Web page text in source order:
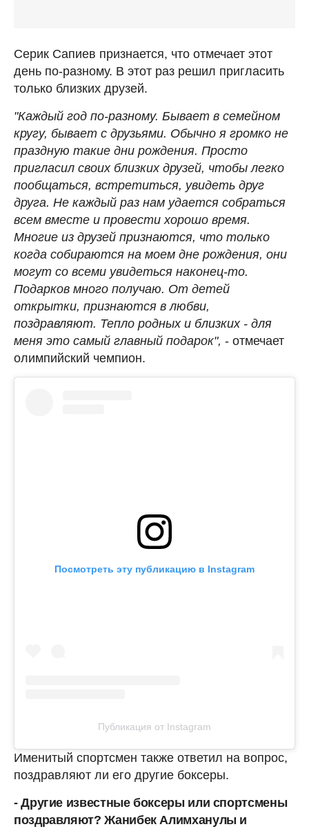
Серик Сапиев признается, что отмечает этот
день по-разному. В этот раз решил пригласить
только близких друзей.
"Каждый год по-разному. Бывает в семейном
кругу, бывает с друзьями. Обычно я громко не
праздную такие дни рождения. Просто
пригласил своих близких друзей, чтобы легко
пообщаться, встретиться, увидеть друг
друга. Не каждый раз нам удается собраться
всем вместе и провести хорошо время.
Многие из друзей признаются, что только
когда собираются на моем дне рождения, они
могут со всеми увидеться наконец-то.
Подарков много получаю. От детей
открытки, признаются в любви,
поздравляют. Тепло родных и близких - для
меня это самый главный подарок", - отмечает
олимпийский чемпион.
Посмотреть эту публикацию в Instagram
Публикация от Instagram
Именитый спортсмен также ответил на вопрос,
поздравляют ли его другие боксеры.
- Другие известные боксеры или спортсмены
поздравляют? Жанибек Алимханулы и